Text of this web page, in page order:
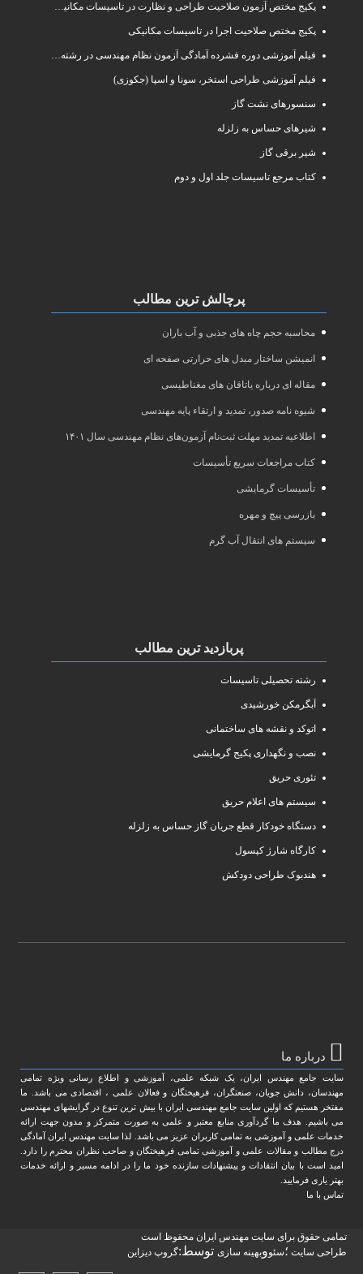
پکیج مختص آزمون صلاحیت طراحی و نظارت در تاسیسات مکانیکی
پکیج مختص صلاحیت اجرا در تاسیسات مکانیکی
فیلم آموزشی دوره فشرده آمادگی آزمون نظام مهندسی در رشته طراحی و نظارت تاسیسات مکانیکی ساختمان
فیلم آموزشی طراحی استخر، سونا و اسپا (جکوزی)
سنسورهای نشت گاز
شیرهای حساس به زلزله
شیر برقی گاز
کتاب مرجع تاسیسات جلد اول و دوم
پرچالش ترین مطالب
محاسبه حجم چاه های جذبی و آب باران
انمیشن ساختار مبدل های حرارتی صفحه ای
مقاله ای درباره یاتاقان های مغناطیسی
شیوه نامه صدور، تمدید و ارتقاء پایه مهندسی
اطلاعیه تمدید مهلت ثبت‌نام آزمون‌های نظام مهندسی سال ۱۴۰۱
کتاب مراجعات سریع تأسیسات
تأسیسات گرمایشی
بازرسی پیچ و مهره
سیستم های انتقال آب گرم
پربازدید ترین مطالب
رشته تحصیلی تاسیسات
آبگرمکن خورشیدی
اتوکد و نقشه های ساختمانی
نصب و نگهداری پکیج گرمایشی
تئوری حریق
سیستم های اعلام حریق
دستگاه خودکار قطع جریان گاز حساس به زلزله
کارگاه شارژ کپسول
هندبوک طراحی دودکش
درباره ما
سایت جامع مهندس ایران، یک شبکه علمی، آموزشی و اطلاع رسانی ویژه تمامی
مهندسان، دانش جویان، صنعتگران، فرهیختگان و فعالان علمی ، اقتصادی می باشد. ما
مفتخر هستیم که اولین سایت جامع مهندسی ایران با بیش ترین تنوع در گرایشهای مهندسی
می باشیم. هدف ما گردآوری منابع معتبر و علمی به صورت متمرکز و مدون جهت ارائه
خدمات علمی و آموزشی به تمامی کاربران عزیز می باشد. لذا سایت مهندس ایران آمادگی
درج مطالب و مقالات علمی و آموزشی تمامی فرهیختگان و صاحب نظران محترم را دارد.
امید است با بیان انتقادات و پیشنهادات سازنده خود ما را در ادامه مسیر و ارائه خدمات
بهتر یاری فرمایید.
تماس با ما
تمامی حقوق برای سایت مهندس ایران محفوظ است
طراحی سایت ؛سئووبهینه سازی توسط:گروپ دیزاین